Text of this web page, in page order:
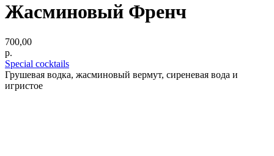
Жасминовый Френч
700,00
р.
Special cocktails
Грушевая водка, жасминовый вермут, сиреневая вода и
игристое